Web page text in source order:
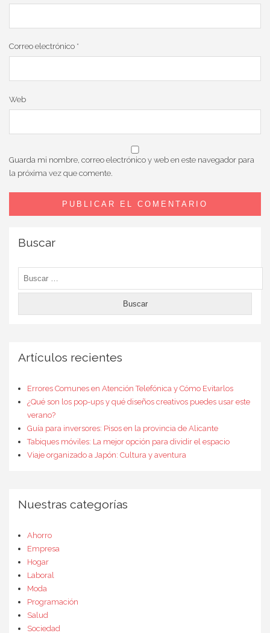
Correo electrónico *
Web
Guarda mi nombre, correo electrónico y web en este navegador para
la próxima vez que comente.
Buscar
Buscar:
Artículos recientes
Errores Comunes en Atención Telefónica y Cómo Evitarlos
¿Qué son los pop-ups y qué diseños creativos puedes usar este
verano?
Guía para inversores: Pisos en la provincia de Alicante
Tabiques móviles: La mejor opción para dividir el espacio
Viaje organizado a Japón: Cultura y aventura
Nuestras categorías
Ahorro
Empresa
Hogar
Laboral
Moda
Programación
Salud
Sociedad